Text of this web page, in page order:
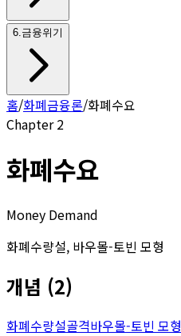
6 금융위기
홈/화폐금융론/화폐수요
Chapter2
화폐수요
Money Demand
화폐수량설, 바우몰-토빈 모형
개념 (2)
화폐수량설골격바우몰-토빈 모형